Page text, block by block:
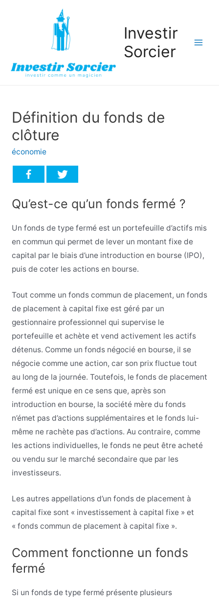
Investir
Sorcier
Définition du fonds de
clôture
économie
Qu’est-ce qu’un fonds fermé ?
Un fonds de type fermé est un portefeuille d’actifs mis
en commun qui permet de lever un montant fixe de
capital par le biais d’une introduction en bourse (IPO),
puis de coter les actions en bourse.
Tout comme un fonds commun de placement, un fonds
de placement à capital fixe est géré par un
gestionnaire professionnel qui supervise le
portefeuille et achète et vend activement les actifs
détenus. Comme un fonds négocié en bourse, il se
négocie comme une action, car son prix fluctue tout
au long de la journée. Toutefois, le fonds de placement
fermé est unique en ce sens que, après son
introduction en bourse, la société mère du fonds
n’émet pas d’actions supplémentaires et le fonds lui-
même ne rachète pas d’actions. Au contraire, comme
les actions individuelles, le fonds ne peut être acheté
ou vendu sur le marché secondaire que par les
investisseurs.
Les autres appellations d’un fonds de placement à
capital fixe sont « investissement à capital fixe » et
« fonds commun de placement à capital fixe ».
Comment fonctionne un fonds
fermé
Si un fonds de type fermé présente plusieurs